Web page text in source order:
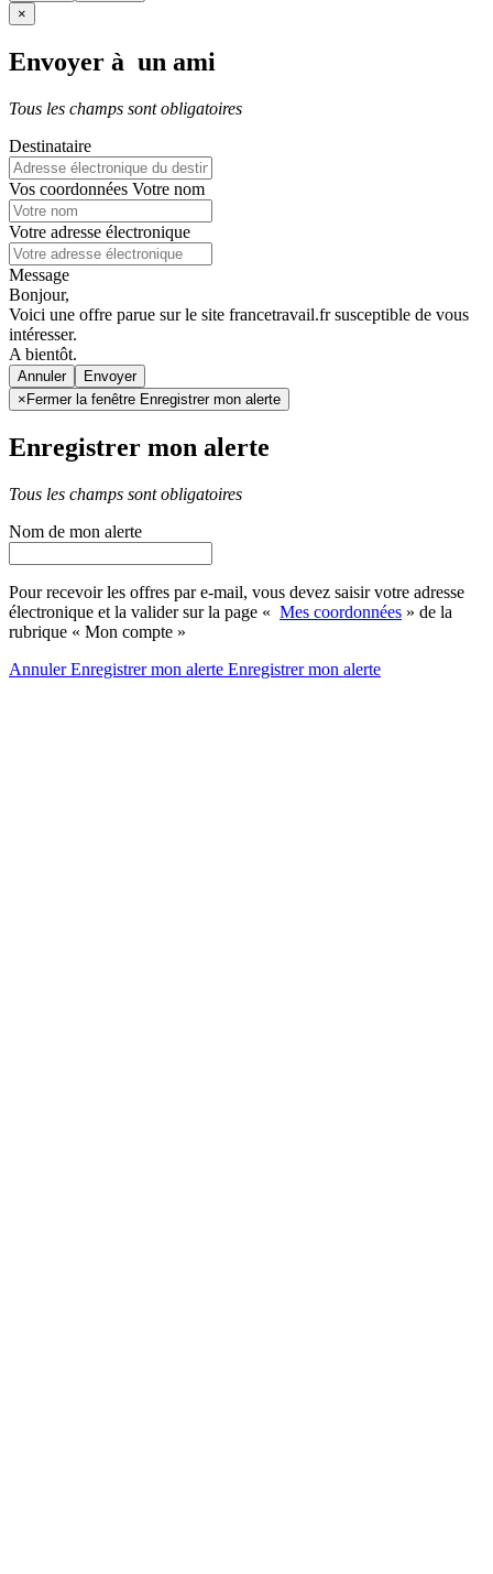
×
Envoyer à un ami
Tous les champs sont obligatoires
Destinataire
Vos coordonnées Votre nom
Votre adresse électronique
Message
Bonjour,
Voici une offre parue sur le site francetravail.fr susceptible de vous
intéresser.
A bientôt.
Annuler
× Fermer la fenêtre Enregistrer mon alerte
Enregistrer mon alerte
Tous les champs sont obligatoires
Nom de mon alerte
Pour recevoir les offres par e-mail, vous devez saisir votre adresse
électronique et la valider sur la page « Mes coordonnées » de la
rubrique « Mon compte »
AnnulerEnregistrer mon alerte Enregistrermon alerte